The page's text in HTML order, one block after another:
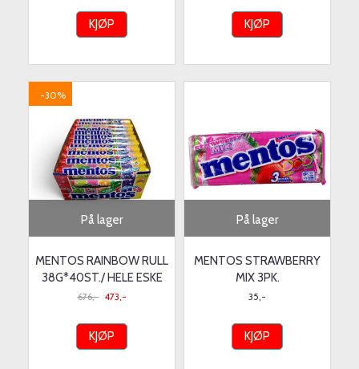
KJØP KJØP
På lager
-30%
MENTOS RAINBOW RULL
38G*40ST./ HELE ESKE
676,- 473,-
KJØP
På lager
MENTOS STRAWBERRY
MIX 3PK.
35,-
KJØP